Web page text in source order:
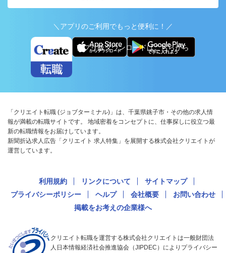
＼アプリのご利用でもっと便利に！／
アプリ版ダウンロードはこちらから
「クリエイト転職 (ジョブターミナル)」は、千葉県銚子市・その他の求人情
報が満載の転職サイトです。 地域密着をコンセプトに、仕事探しに役立つ最
新の転職情報をお届けしています。
新聞折込求人広告「クリエイト 求人特集」を展開する株式会社クリエイトが
運営しています。
利用規約 リンクについて
サイトマップ
プライバシーポリシー
ヘルプ 会社概要
お問い合わせ
掲載をお考えの企業様へ
クリエイト転職を運営する株式会社クリエイトは一般財団法
人日本情報経済社会推進協会（JIPDEC）によりプライバシー